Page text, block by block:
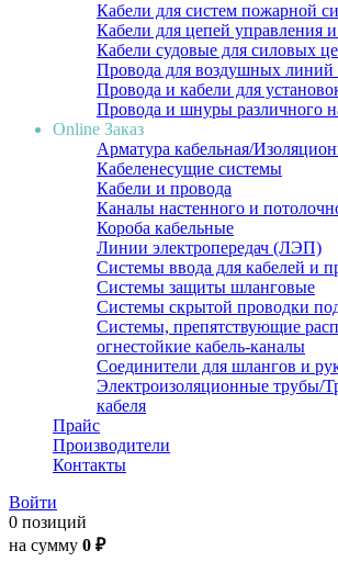
Кабели для систем пожарной
Кабели для цепей управления
Кабели судовые для силовых
Провода для воздушных линий
Провода и кабели для
Провода и шнуры различного
Online Заказ
Арматура кабельная/
Кабеленесущие системы
Кабели и провода
Каналы настенного и
Короба кабельные
Линии электропередач (ЛЭП)
Системы ввода для кабелей и
Системы защиты шланговые
Системы скрытой проводки
Системы, препятствующие
огнестойкие кабель-каналы
Соединители для шлангов и
Электроизоляционные трубы/
кабеля
Прайс
Производители
Контакты
Войти
0 позиций
на сумму 0 ₽